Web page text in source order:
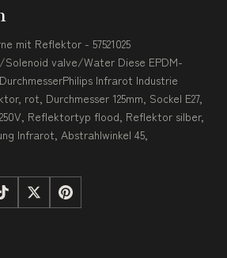
mit Reflektor - 57521025
valve/Water Diese EPDM-
Infrarot Industrie
rot, Durchmesser 125mm, Sockel E27,
Reflektortyp flood, Reflektor silber,
Infrarot, Abstrahlwinkel 45,